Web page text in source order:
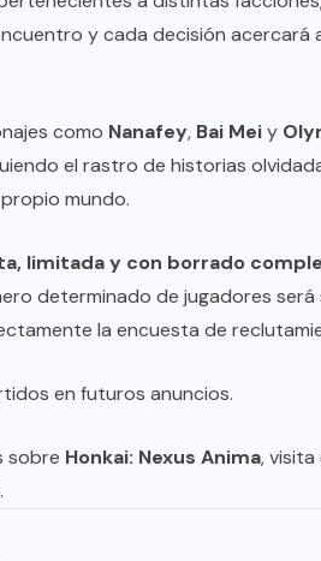
y cada decisión acercará
como Nanafey, Bai Meiy
el rastro de historias
mundo.
limitada y con borrado
determinado de jugadores
la encuesta de
en futuros anuncios.
sobre Honkai: Nexus Anima,